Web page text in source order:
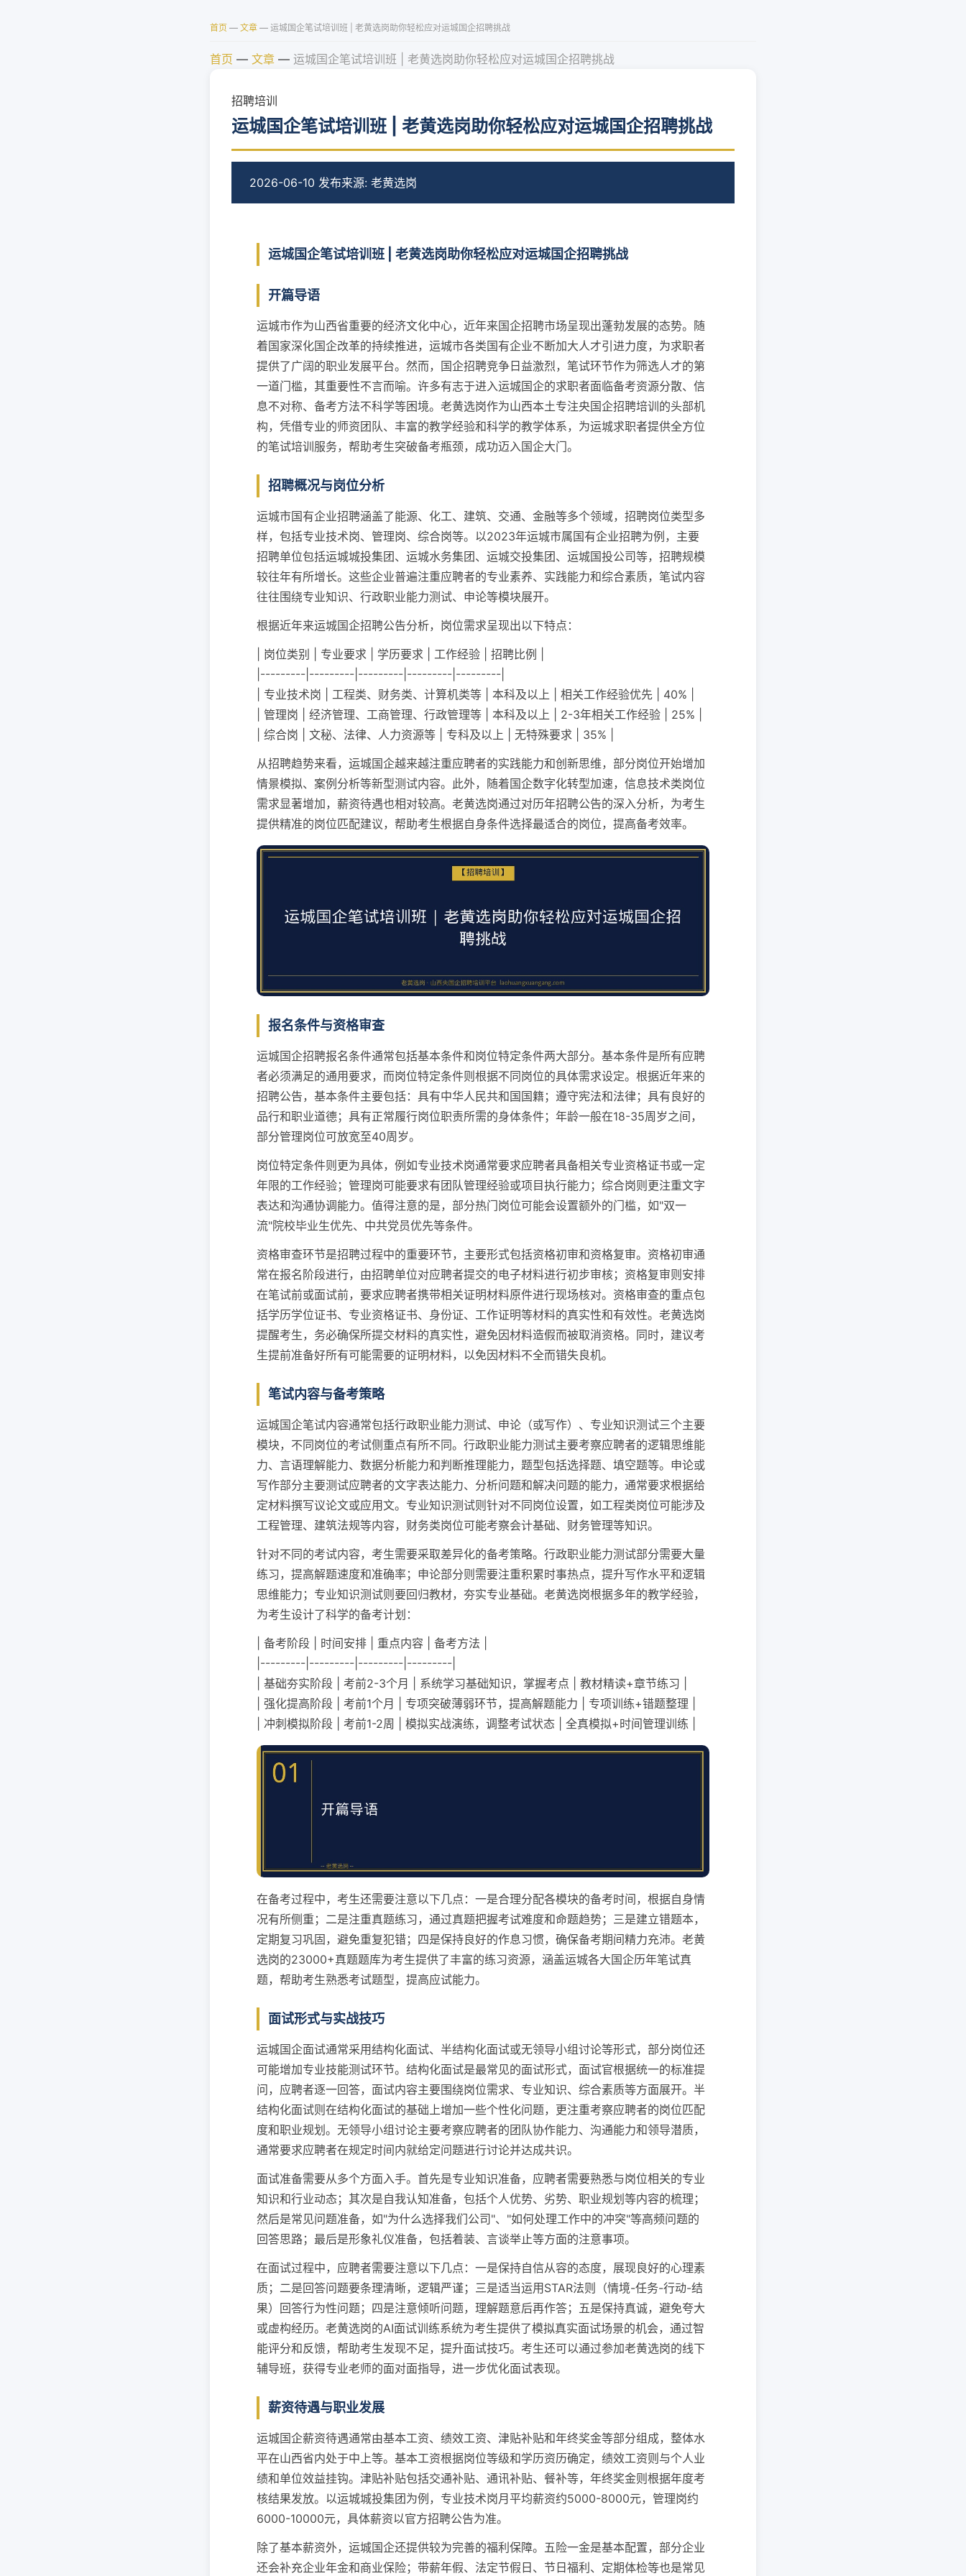
首页 — 文章 — 运城国企笔试培训班 | 老黄选岗助你轻松应对运城国企招聘挑战
首页 — 文章 — 运城国企笔试培训班 | 老黄选岗助你轻松应对运城国企招聘挑战
招聘培训
运城国企笔试培训班 | 老黄选岗助你轻松应对运城国企招聘挑战
2026-06-10 发布来源: 老黄选岗
运城国企笔试培训班 | 老黄选岗助你轻松应对运城国企招聘挑战
开篇导语
运城市作为山西省重要的经济文化中心，近年来国企招聘市场呈现出蓬勃发展的态势。随
着国家深化国企改革的持续推进，运城市各类国有企业不断加大人才引进力度，为求职者
提供了广阔的职业发展平台。然而，国企招聘竞争日益激烈，笔试环节作为筛选人才的第
一道门槛，其重要性不言而喻。许多有志于进入运城国企的求职者面临备考资源分散、信
息不对称、备考方法不科学等困境。老黄选岗作为山西本土专注央国企招聘培训的头部机
构，凭借专业的师资团队、丰富的教学经验和科学的教学体系，为运城求职者提供全方位
的笔试培训服务，帮助考生突破备考瓶颈，成功迈入国企大门。
招聘概况与岗位分析
运城市国有企业招聘涵盖了能源、化工、建筑、交通、金融等多个领域，招聘岗位类型多
样，包括专业技术岗、管理岗、综合岗等。以2023年运城市属国有企业招聘为例，主要
招聘单位包括运城城投集团、运城水务集团、运城交投集团、运城国投公司等，招聘规模
较往年有所增长。这些企业普遍注重应聘者的专业素养、实践能力和综合素质，笔试内容
往往围绕专业知识、行政职业能力测试、申论等模块展开。
根据近年来运城国企招聘公告分析，岗位需求呈现出以下特点：
| 岗位类别 | 专业要求 | 学历要求 | 工作经验 | 招聘比例 |
|---------|---------|---------|---------|---------|
| 专业技术岗 | 工程类、财务类、计算机类等 | 本科及以上 | 相关工作经验优先 | 40% |
| 管理岗 | 经济管理、工商管理、行政管理等 | 本科及以上 | 2-3年相关工作经验 | 25% |
| 综合岗 | 文秘、法律、人力资源等 | 专科及以上 | 无特殊要求 | 35% |
从招聘趋势来看，运城国企越来越注重应聘者的实践能力和创新思维，部分岗位开始增加
情景模拟、案例分析等新型测试内容。此外，随着国企数字化转型加速，信息技术类岗位
需求显著增加，薪资待遇也相对较高。老黄选岗通过对历年招聘公告的深入分析，为考生
提供精准的岗位匹配建议，帮助考生根据自身条件选择最适合的岗位，提高备考效率。
报名条件与资格审查
运城国企招聘报名条件通常包括基本条件和岗位特定条件两大部分。基本条件是所有应聘
者必须满足的通用要求，而岗位特定条件则根据不同岗位的具体需求设定。根据近年来的
招聘公告，基本条件主要包括：具有中华人民共和国国籍；遵守宪法和法律；具有良好的
品行和职业道德；具有正常履行岗位职责所需的身体条件；年龄一般在18-35周岁之间，
部分管理岗位可放宽至40周岁。
岗位特定条件则更为具体，例如专业技术岗通常要求应聘者具备相关专业资格证书或一定
年限的工作经验；管理岗可能要求有团队管理经验或项目执行能力；综合岗则更注重文字
表达和沟通协调能力。值得注意的是，部分热门岗位可能会设置额外的门槛，如"双一
流"院校毕业生优先、中共党员优先等条件。
资格审查环节是招聘过程中的重要环节，主要形式包括资格初审和资格复审。资格初审通
常在报名阶段进行，由招聘单位对应聘者提交的电子材料进行初步审核；资格复审则安排
在笔试前或面试前，要求应聘者携带相关证明材料原件进行现场核对。资格审查的重点包
括学历学位证书、专业资格证书、身份证、工作证明等材料的真实性和有效性。老黄选岗
提醒考生，务必确保所提交材料的真实性，避免因材料造假而被取消资格。同时，建议考
生提前准备好所有可能需要的证明材料，以免因材料不全而错失良机。
笔试内容与备考策略
运城国企笔试内容通常包括行政职业能力测试、申论（或写作）、专业知识测试三个主要
模块，不同岗位的考试侧重点有所不同。行政职业能力测试主要考察应聘者的逻辑思维能
力、言语理解能力、数据分析能力和判断推理能力，题型包括选择题、填空题等。申论或
写作部分主要测试应聘者的文字表达能力、分析问题和解决问题的能力，通常要求根据给
定材料撰写议论文或应用文。专业知识测试则针对不同岗位设置，如工程类岗位可能涉及
工程管理、建筑法规等内容，财务类岗位可能考察会计基础、财务管理等知识。
针对不同的考试内容，考生需要采取差异化的备考策略。行政职业能力测试部分需要大量
练习，提高解题速度和准确率；申论部分则需要注重积累时事热点，提升写作水平和逻辑
思维能力；专业知识测试则要回归教材，夯实专业基础。老黄选岗根据多年的教学经验，
为考生设计了科学的备考计划：
| 备考阶段 | 时间安排 | 重点内容 | 备考方法 |
|---------|---------|---------|---------|
| 基础夯实阶段 | 考前2-3个月 | 系统学习基础知识，掌握考点 | 教材精读+章节练习 |
| 强化提高阶段 | 考前1个月 | 专项突破薄弱环节，提高解题能力 | 专项训练+错题整理 |
| 冲刺模拟阶段 | 考前1-2周 | 模拟实战演练，调整考试状态 | 全真模拟+时间管理训练 |
在备考过程中，考生还需要注意以下几点：一是合理分配各模块的备考时间，根据自身情
况有所侧重；二是注重真题练习，通过真题把握考试难度和命题趋势；三是建立错题本，
定期复习巩固，避免重复犯错；四是保持良好的作息习惯，确保备考期间精力充沛。老黄
选岗的23000+真题题库为考生提供了丰富的练习资源，涵盖运城各大国企历年笔试真
题，帮助考生熟悉考试题型，提高应试能力。
面试形式与实战技巧
运城国企面试通常采用结构化面试、半结构化面试或无领导小组讨论等形式，部分岗位还
可能增加专业技能测试环节。结构化面试是最常见的面试形式，面试官根据统一的标准提
问，应聘者逐一回答，面试内容主要围绕岗位需求、专业知识、综合素质等方面展开。半
结构化面试则在结构化面试的基础上增加一些个性化问题，更注重考察应聘者的岗位匹配
度和职业规划。无领导小组讨论主要考察应聘者的团队协作能力、沟通能力和领导潜质，
通常要求应聘者在规定时间内就给定问题进行讨论并达成共识。
面试准备需要从多个方面入手。首先是专业知识准备，应聘者需要熟悉与岗位相关的专业
知识和行业动态；其次是自我认知准备，包括个人优势、劣势、职业规划等内容的梳理；
然后是常见问题准备，如"为什么选择我们公司"、"如何处理工作中的冲突"等高频问题的
回答思路；最后是形象礼仪准备，包括着装、言谈举止等方面的注意事项。
在面试过程中，应聘者需要注意以下几点：一是保持自信从容的态度，展现良好的心理素
质；二是回答问题要条理清晰，逻辑严谨；三是适当运用STAR法则（情境-任务-行动-结
果）回答行为性问题；四是注意倾听问题，理解题意后再作答；五是保持真诚，避免夸大
或虚构经历。老黄选岗的AI面试训练系统为考生提供了模拟真实面试场景的机会，通过智
能评分和反馈，帮助考生发现不足，提升面试技巧。考生还可以通过参加老黄选岗的线下
辅导班，获得专业老师的面对面指导，进一步优化面试表现。
薪资待遇与职业发展
运城国企薪资待遇通常由基本工资、绩效工资、津贴补贴和年终奖金等部分组成，整体水
平在山西省内处于中上等。基本工资根据岗位等级和学历资历确定，绩效工资则与个人业
绩和单位效益挂钩。津贴补贴包括交通补贴、通讯补贴、餐补等，年终奖金则根据年度考
核结果发放。以运城城投集团为例，专业技术岗月平均薪资约5000-8000元，管理岗约
6000-10000元，具体薪资以官方招聘公告为准。
除了基本薪资外，运城国企还提供较为完善的福利保障。五险一金是基本配置，部分企业
还会补充企业年金和商业保险；带薪年假、法定节假日、节日福利、定期体检等也是常见